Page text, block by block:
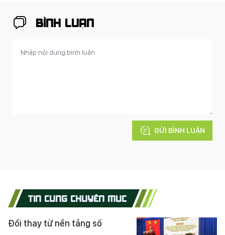
BÌNH LUẬN
GỬI BÌNH LUẬN
TIN CÙNG CHUYÊN MỤC
Đổi thay từ nền tảng số